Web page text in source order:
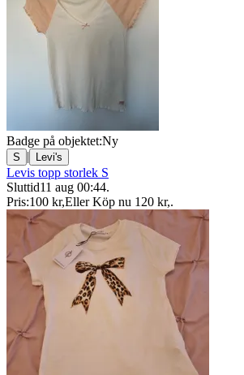
Badge på objektet:Ny
S | Levi's
Levis topp storlek S
Sluttid11 aug 00:44.
Pris:100 kr,Eller Köp nu 120 kr,.